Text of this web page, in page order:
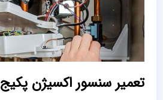
تعمیر سنسور اکسیژن پکیج